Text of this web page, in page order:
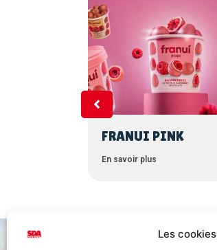
Les cookies
FRANUI PINK
En savoir plus